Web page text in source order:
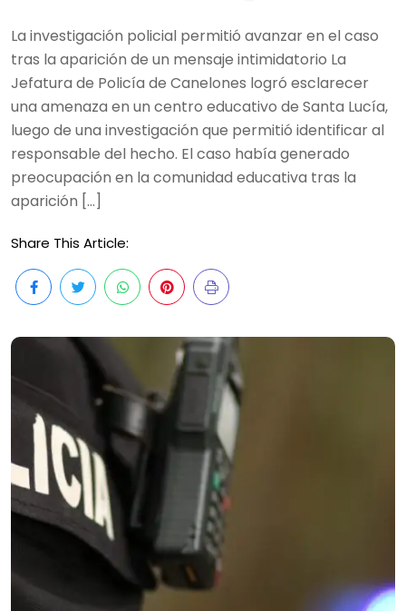
La investigación policial permitió avanzar en el caso
tras la aparición de un mensaje intimidatorio La
Jefatura de Policía de Canelones logró esclarecer
una amenaza en un centro educativo de Santa Lucía,
luego de una investigación que permitió identificar al
responsable del hecho. El caso había generado
preocupación en la comunidad educativa tras la
aparición […]
Share This Article: